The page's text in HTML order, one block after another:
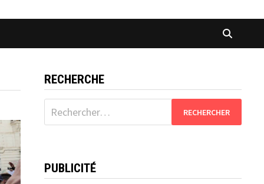
RECHERCHE
Rechercher :
PUBLICITÉ